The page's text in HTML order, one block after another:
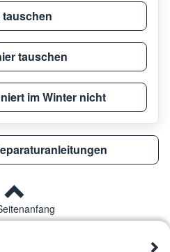
tauschen
im Winter nicht